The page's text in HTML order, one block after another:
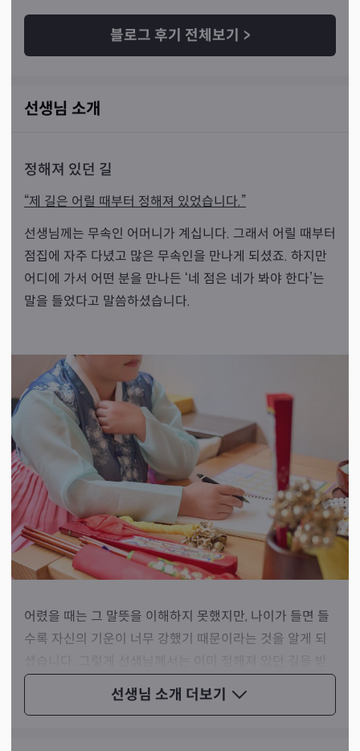
블로그 후기 전체보기 >
선생님 소개 더보기
선생님 소개
정해져 있던 길
“제 길은 어릴 때부터 정해져 있었습니다.”
선생님께는 무속인 어머니가 계십니다. 그래서 어릴 때부터
점집에 자주 다녔고 많은 무속인을 만나게 되셨죠. 하지만
어디에 가서 어떤 분을 만나든 ‘네 점은 네가 봐야 한다’는
말을 들었다고 말씀하셨습니다.
어렸을 때는 그 말뜻을 이해하지 못했지만, 나이가 들면 들
수록 자신의 기운이 너무 강했기 때문이라는 것을 알게 되
아들이고 무속인으로서의 삶을 살게 되셨습니다.